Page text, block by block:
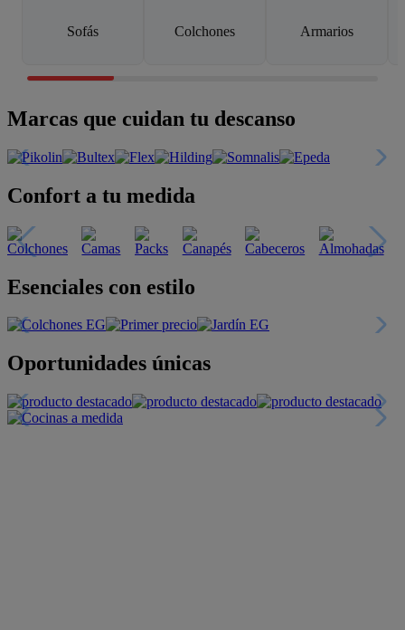
Sofás Colchones Armarios
Marcas que cuidan tu descanso
Confort a tu medida
Esenciales con estilo
Oportunidades únicas